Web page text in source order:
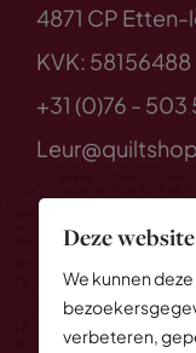
Deze
We kunnen
verbeteren,
4871 CP Etten-
KVK: 58156488
+31 (0)76 - 503